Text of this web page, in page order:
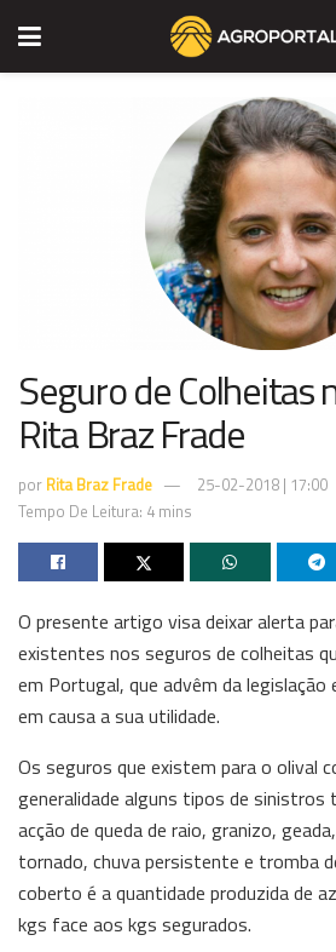
Seguro de Colheitas
Rita Braz Frade
por Rita Braz Frade
25-02-2018 | 17:00
Tempo De Leitura: 4 mins
O presente artigo visa deixar alerta
existentes nos seguros de colheitas
em Portugal, que advêm da
em causa a sua utilidade.
Os seguros que existem para o olival
generalidade alguns tipos de sinistros
acção de queda de raio, granizo,
tornado, chuva persistente e tromba
coberto é a quantidade produzida de
kgs face aos kgs segurados.